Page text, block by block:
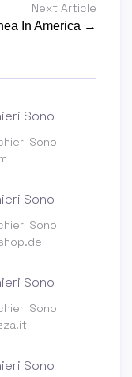
Next Article
In America →
Sono
Sono
Sono